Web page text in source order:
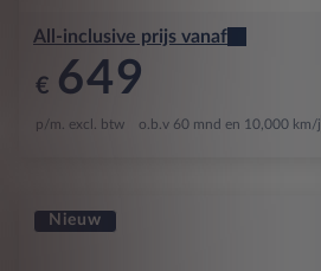
All-inclusive prijs vanaf
€ 649
p/m. excl. btw o.b.v 60 mnd en 10,000 km/j
Nieuw